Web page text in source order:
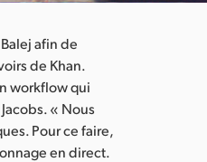
afin de
de Khan.
workflow qui
« Nous
Pour ce faire,
en direct.